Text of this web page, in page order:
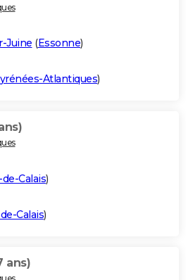
Juine (Essonne)
Atlantiques)
Calais)
Calais)
ans)